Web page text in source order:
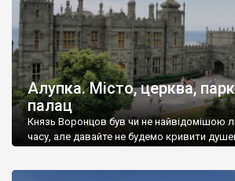
Алупка. Місто, церква, парк
палац
Князь Воронцов був чи не найвідомішою
часу, але давайте не будемо кривити